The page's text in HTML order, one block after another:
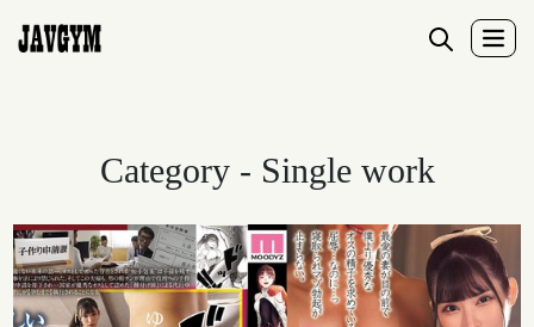
Category - Single work